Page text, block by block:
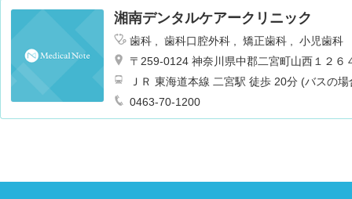
湘南デンタルケアークリニック
歯科 歯科口腔外科 矯正歯科
小児歯科
〒259-0124 神奈川県中郡二宮町山西１２６
ＪＲ 東海道本線 二宮駅 徒歩 20分 (バスの
0463-70-1200